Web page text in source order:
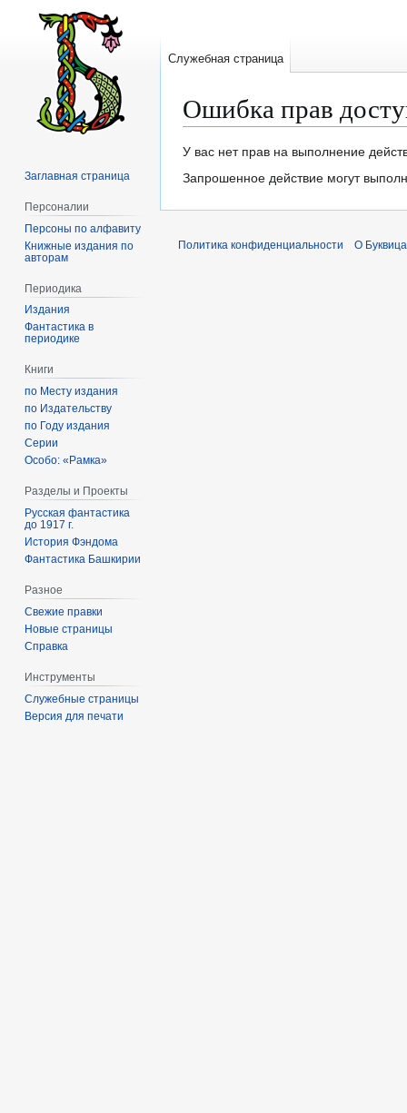
Ошибка прав
Перейти
к
Перейти
к
У вас нет прав на выполнение
Запрошенное действие могут
Служебная страница
Заглавная страница
Персоналии
Персоны по алфавиту
Книжные издания по
авторам
Периодика
Издания
Фантастика в
периодике
Книги
по Месту издания
по Издательству
по Году издания
Серии
Особо: «Рамка»
Разделы и Проекты
Русская фантастика
до 1917 г.
История Фэндома
Фантастика Башкирии
Разное
Свежие правки
Новые страницы
Справка
Инструменты
Служебные страницы
Версия для печати
Политика конфиденциальности О Буквица